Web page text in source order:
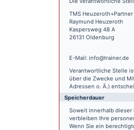
TMS Heuzeroth+Partner
Raymund Heuzeroth
Kaspersweg 48 A
26131 Oldenburg
E-Mail: info@trainer.de
Verantwortliche Stelle
über die Zwecke und
Adressen o. Ä.)
Speicherdauer
Soweit innerhalb
verbleiben Ihre
Wenn Sie ein